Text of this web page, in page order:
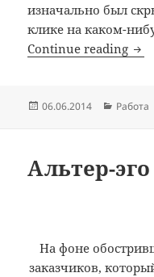
изначально был
клике на каком-
Continue reading
Posted
06.06.2014 Работа
Альтер-эго
На фоне
заказчиков,